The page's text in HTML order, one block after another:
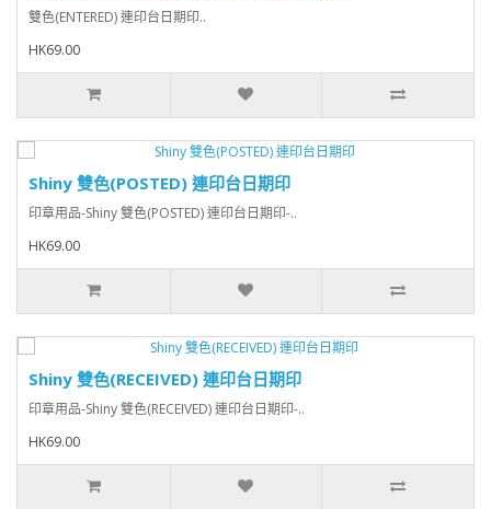
雙色(ENTERED) 連印台日期印..
HK69.00
Shiny 雙色(POSTED) 連印台日期印
印章用品-Shiny 雙色(POSTED) 連印台日期印-..
HK69.00
Shiny 雙色(RECEIVED) 連印台日期印
印章用品-Shiny 雙色(RECEIVED) 連印台日期印-..
HK69.00